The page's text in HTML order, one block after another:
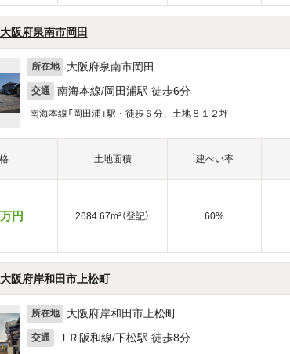
大阪府泉南市岡田
所在地 大阪府泉南市岡田
交通 南海本線/岡田浦駅 徒歩6分
南海本線「岡田浦」駅・徒歩６分、土地８１２坪
土地面積 建ぺい率
円 2684.67m²（登記） 60%
大阪府岸和田市上松町
所在地 大阪府岸和田市上松町
交通 ＪＲ阪和線/下松駅 徒歩8分